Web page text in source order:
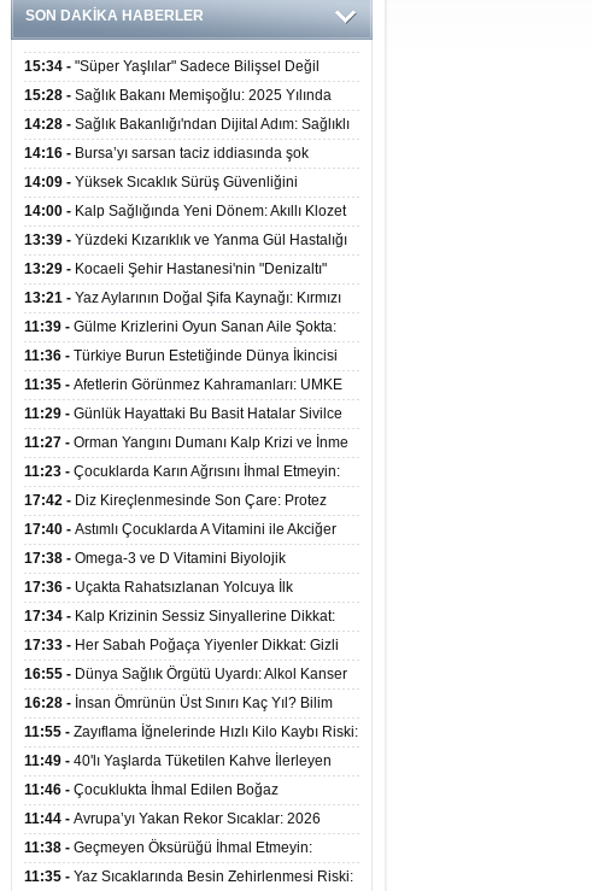
SON DAKİKA HABERLER
15:34 - "Süper Yaşlılar" Sadece Bilişsel Değil
Fiziksel Olarak da Daha Sağlıklı Yaşıyor
15:28 - Sağlık Bakanı Memişoğlu: 2025 Yılında
300 Bini Aşkın Kişiye Emzirme Eğitimi Verildi
14:28 - Sağlık Bakanlığı'ndan Dijital Adım: Sağlıklı
Hayat Merkezlerinde Uzaktan Sağlık Hizmeti
Başladı
14:16 - Bursa’yı sarsan taciz iddiasında şok
gelişme!
14:09 - Yüksek Sıcaklık Sürüş Güvenliğini
Düşürüyor: 40 Derecede Güvenli Sürüş Süresi 53
Dakikaya İniyor
14:00 - Kalp Sağlığında Yeni Dönem: Akıllı Klozet
Kapağı 30 Saniyede Ritim Bozukluğunu Tespit
Ediyor
13:39 - Yüzdeki Kızarıklık ve Yanma Gül Hastalığı
(Rozasea) Belirtisi Olabilir
13:29 - Kocaeli Şehir Hastanesi'nin "Denizaltı"
Görünümlü Ünitesi Hastalara Umut Oluyor
13:21 - Yaz Aylarının Doğal Şifa Kaynağı: Kırmızı
Meyveler Bağışıklığı ve Kalbi Koruyor
11:39 - Gülme Krizlerini Oyun Sanan Aile Şokta:
3,5 Yaşındaki Çocuk 8 Kez Felç Geçirdi
11:36 - Türkiye Burun Estetiğinde Dünya İkincisi
Oldu
11:35 - Afetlerin Görünmez Kahramanları: UMKE
Dev Kadrosuyla Görev Başında
11:29 - Günlük Hayattaki Bu Basit Hatalar Sivilce
Oluşumunu Tetikliyor
11:27 - Orman Yangını Dumanı Kalp Krizi ve İnme
Riskini Artırıyor
11:23 - Çocuklarda Karın Ağrısını İhmal Etmeyin:
Apandisit Habercisi Olabilir
17:42 - Diz Kireçlenmesinde Son Çare: Protez
Ameliyatı İle Yaşam Kalitesi Artıyor
17:40 - Astımlı Çocuklarda A Vitamini ile Akciğer
Hacmi Arasında Bağlantı Bulundu
17:38 - Omega-3 ve D Vitamini Biyolojik
Yaşlanmayı Yavaşlatabilir
17:36 - Uçakta Rahatsızlanan Yolcuya İlk
Müdahale Sağlık Bakanı Memişoğlu'ndan Geldi
17:34 - Kalp Krizinin Sessiz Sinyallerine Dikkat:
Yalnızca Göğüs Ağrısıyla Gelmiyor
17:33 - Her Sabah Poğaça Yiyenler Dikkat: Gizli
Şeker ve Yağ Yükü Kalbi ve Bağırsakları Tehdit
Ediyor
16:55 - Dünya Sağlık Örgütü Uyardı: Alkol Kanser
Riskini Doğrudan Artırıyor
16:28 - İnsan Ömrünün Üst Sınırı Kaç Yıl? Bilim
İnsanlarından Yeni Yaşam Süresi Modeli
11:55 - Zayıflama İğnelerinde Hızlı Kilo Kaybı Riski:
Uzmanlar Hekim Kontrolü Şart Diyor
11:49 - 40'lı Yaşlarda Tüketilen Kahve İlerleyen
Yıllarda Zihinsel ve Fiziksel Sağlığı Koruyor
11:46 - Çocuklukta İhmal Edilen Boğaz
Enfeksiyonu İleride Kalp Kapağını Bozabiliyor
11:44 - Avrupa’yı Yakan Rekor Sıcaklar: 2026
Haziran Ayında 10 Binden Fazla Can Kaybı
11:38 - Geçmeyen Öksürüğü İhmal Etmeyin:
Akciğer Korunarak Tümörden Kurtuldu
11:35 - Yaz Sıcaklarında Besin Zehirlenmesi Riski: